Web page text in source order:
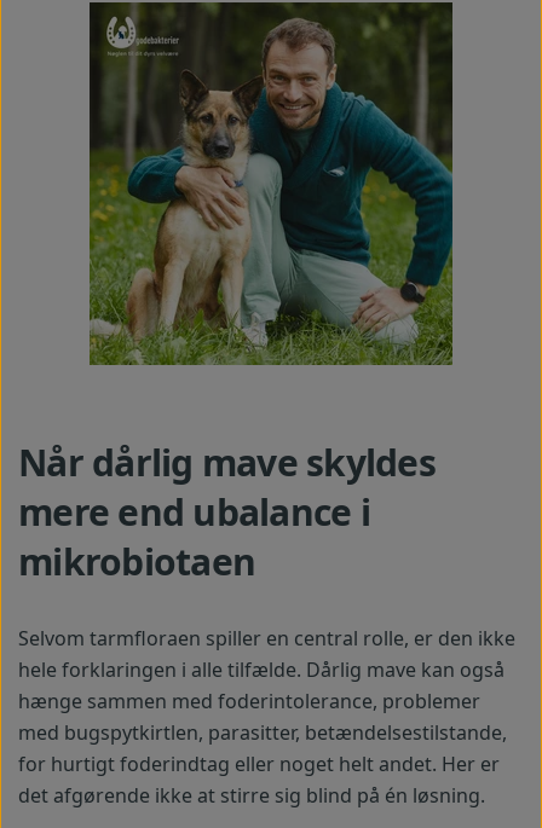
Når dårlig mave skyldes
mere end ubalance i
mikrobiotaen
Selvom tarmfloraen spiller en central rolle, er den ikke
hele forklaringen i alle tilfælde. Dårlig mave kan også
hænge sammen med foderintolerance, problemer
med bugspytkirtlen, parasitter, betændelsestilstande,
for hurtigt foderindtag eller noget helt andet. Her er
det afgørende ikke at stirre sig blind på én løsning.